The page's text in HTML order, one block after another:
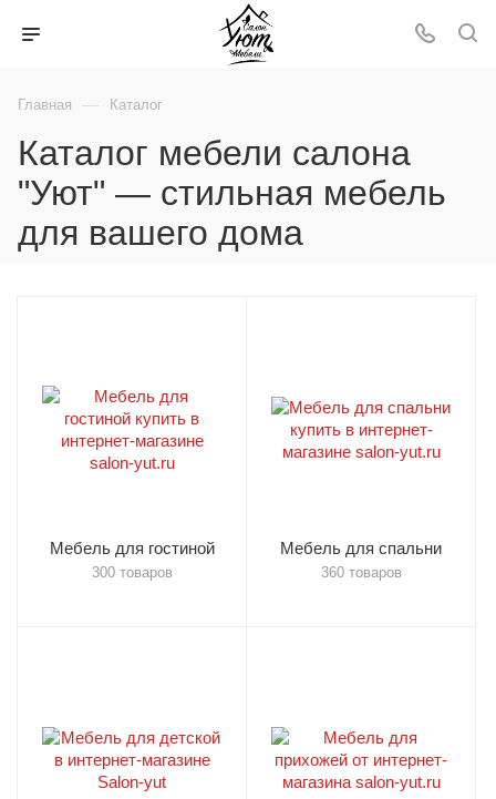
Главная — Каталог
Каталог мебели салона
"Уют" — стильная мебель
для вашего дома
Мебель для гостиной
300 товаров
Мебель для спальни
360 товаров